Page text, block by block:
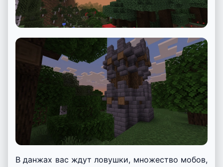
В данжах вас ждут ловушки, множество мобов,